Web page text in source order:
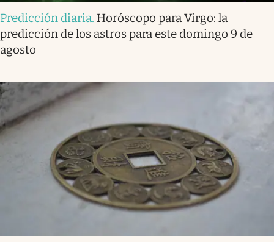
Predicción diaria. Horóscopo para Virgo: la
predicción de los astros para este domingo 9 de
agosto